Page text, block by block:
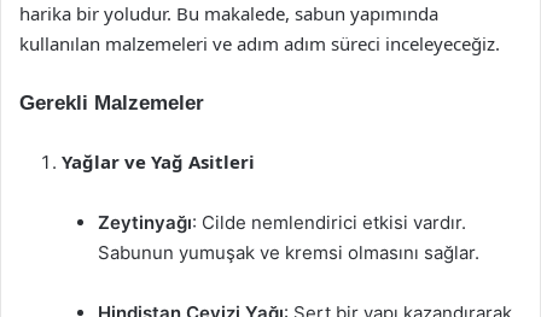
harika bir yoludur. Bu makalede, sabun yapımında
kullanılan malzemeleri ve adım adım süreci inceleyeceğiz.
Gerekli Malzemeler
Yağlar ve Yağ Asitleri
Zeytinyağı: Cilde nemlendirici etkisi vardır.
Sabunun yumuşak ve kremsi olmasını sağlar.